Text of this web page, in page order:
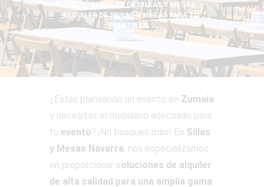
ALQUILER DE SILLAS Y MESAS
ALQUILER DE SILLAS Y MESAS PARA TU
EVENTO EN...
¿Estás planeando un evento en Zumaia
y necesitas el mobiliario adecuado para
tu evento? ¡No busques más! En Sillas
y Mesas Navarra, nos especializamos
en proporcionar soluciones de alquiler
de alta calidad para una amplia gama